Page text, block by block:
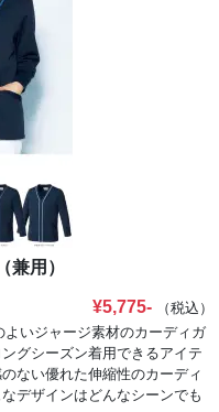
兼用）
¥5,775-
（税込）
いジャージ素材のカーディガ
グシーズン着用できるアイテ
ない優れた伸縮性のカーディ
デザインはどんなシーンでも